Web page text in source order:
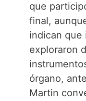
que
final,
indican que
exploraron
órgano,
Martin